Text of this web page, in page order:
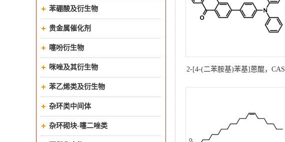
苯硼酸及衍生物
贵金属催化剂
噻吩衍生物
咪唑及其衍生物
苯乙烯类及衍生物
杂环类中间体
杂环砌块-噻二唑类
2-[4-(二苯胺基)苯基]蒽醌，CAS